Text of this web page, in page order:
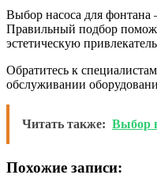
Выбор насоса для фонтана
Правильный подбор
эстетическую
Обратитесь к
обслуживании
Читать также: Выбор
Похожие записи: